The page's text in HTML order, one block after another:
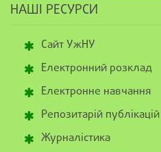
НАШІ РЕСУРСИ
Сайт УжНУ
Електронний розклад
Електронне навчання
Репозитарій публікацій
Журналістика